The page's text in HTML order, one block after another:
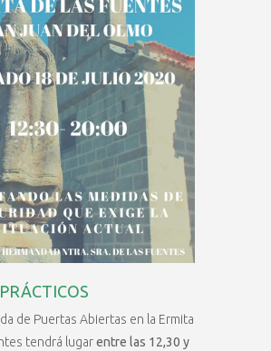
de Puertas Abiertas en la Ermita
tendrá lugarentre las 12,30 y